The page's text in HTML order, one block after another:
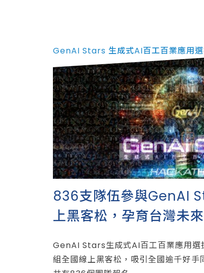
GenAI Stars 生成式AI百工百業應用
836支隊伍參與GenAI
上黑客松，孕育台灣未
GenAI Stars生成式AI百工百業應用
組全國線上黑客松，吸引全國逾千好